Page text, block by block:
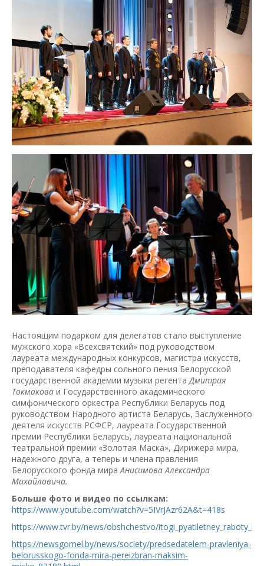
Настоящим подарком для делегатов стало выступление
мужского хора «Всехсвятский» под руководством
лауреата международных конкурсов, магистра искусств,
преподавателя кафедры сольного пения Белорусской
государственной академии музыки регентаДмитрия
Токмакова и Государственного академического
симфонического оркестра Республики Беларусь под
руководством Народного артиста Беларусь, Заслуженного
деятеля искусств РСФСР, лауреата Государственной
премии Республики Беларусь, лауреата национальной
театральной премии «Золотая Маска», Дирижера мира,
надежного друга, а теперь и члена правления
Белорусского фонда мираАнисимова Александра
Михайловича.
Больше фото и видео по ссылкам:
https://www.youtube.com/watch?v=5IVrJAzr62A&t=418s
https://www.tvr.by/news/obshchestvo/
https://newsgomel.by/news/society/predsedatelem-pravleniya-
belorusskogo-fonda-mira-pereizbran-maksim-